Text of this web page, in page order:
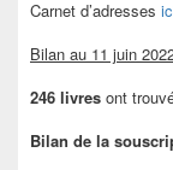
Carnet d’adresses
Bilan au 11 juin
246 livres ont
Bilan de la